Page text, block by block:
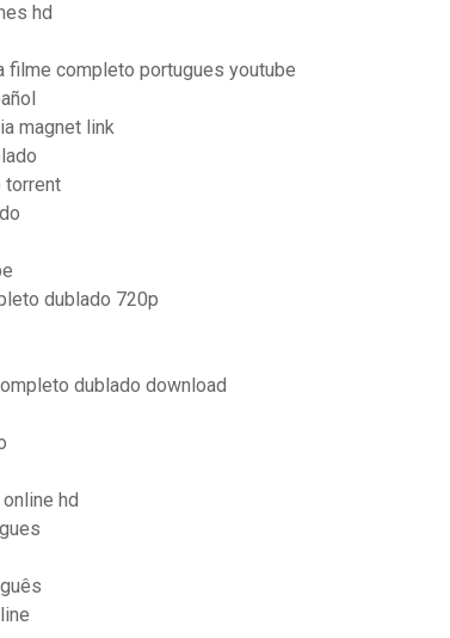
hd
filme completo portugues youtube
magnet link
torrent
dublado 720p
dublado download
hd